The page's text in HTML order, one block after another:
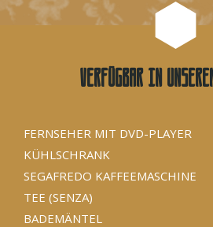
Verfügbar in
FERNSEHER MIT DVD-PLAYER
KÜHLSCHRANK
SEGAFREDO KAFFEEMASCHINE
TEE (SENZA)
BADEMÄNTEL